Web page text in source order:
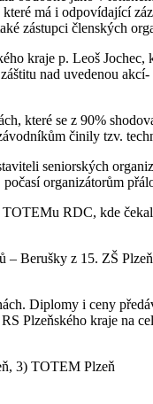
má i odpovídající
zástupci členských
kraje p. Leoš
nad uvedenou
které se z 90%
činily tzv.
seniorských
organizátorům
RDC, kde
– Berušky z 15. ZŠ
Diplomy i ceny
Plzeňského kraje na
3) TOTEM Plzeň